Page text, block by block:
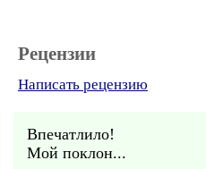
Рецензии
Написать рецензию
Впечатлило!
Мой поклон...